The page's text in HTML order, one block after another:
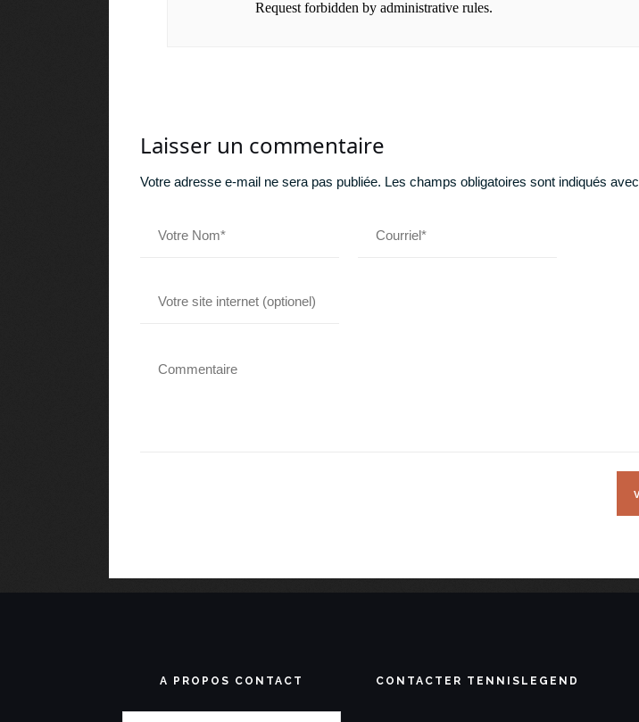
Laisser un commentaire
Votre adresse e-mail ne sera pas publiée. Les champs obligatoires sont indiqués avec
A PROPOS CONTACT CONTACTER TENNISLEGEND